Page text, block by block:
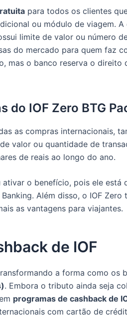
para todos os clientes
ou módulo de viagem.
limite de valor ou número
do mercado para quem faz
mas o banco reserva o direito
do IOF Zero BTG
as compras internacionais,
valor ou quantidade de
de reais ao longo do ano.
o benefício, pois ele está
Além disso, o IOF
as vantagens para viajantes.​
de IOF
a forma como os
. Embora o tributo ainda seja
programas de cashback de
com cartão de